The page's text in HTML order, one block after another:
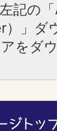
記の
」ダ
をダ